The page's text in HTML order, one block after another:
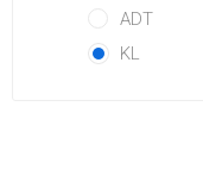
ADT
KL